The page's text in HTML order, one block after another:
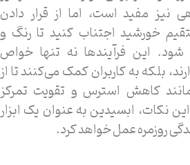
نیز مفید است، اما از قرار دادن
خورشید اجتناب کنید تا رنگ و
این فرآیندها نه تنها خواص
بلکه به کاربران کمک می‌کنند تا از
مانند کاهش استرس و تقویت تمرکز
نکات، ابسیدین به عنوان یک ابزار
روزمره عمل خواهد کرد.